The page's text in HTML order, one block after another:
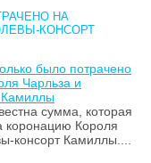
НА
КОНСОРТ
было потрачено
Чарльза и
Камиллы
сумма, которая
коронацию Короля
консорт Камиллы....